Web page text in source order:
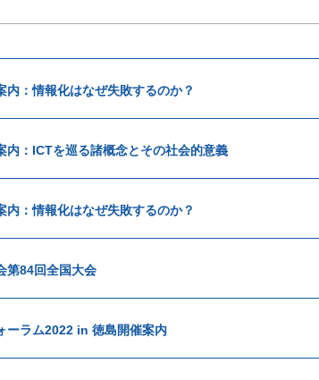
内：情報化はなぜ失敗するのか？
内：ICTを巡る諸概念とその社会的意義
内：情報化はなぜ失敗するのか？
第84回全国大会
ーラム2022 in 徳島開催案内